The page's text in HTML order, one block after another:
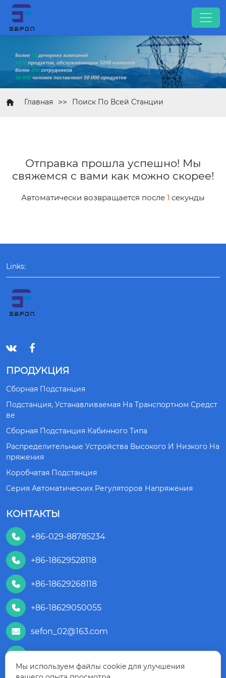
Главная >> Поиск По Всей Станции
Отправка прошла успешно! Мы
свяжемся с вами как можно скорее!
Автоматически возвращается после 1 секунды
Links:
 
ПРОДУКЦИЯ
Сборная Подстанция
Подстанция, Устанавливаемая На Транспортном Средст
Ве
Сборная Подстанция Кабинного Типа
Распределительные Устройства Высокого И Низкого На
Пряжения
Коробчатая Подстанция
Серия Автоматических Регуляторов Напряжения
КОНТАКТЫ
 +86-029-88785234
 +86-18629528118
 +86-18629268118
 +86-18629050055
 sefon_02@163.com
Мы используем файлы cookie для улучшения